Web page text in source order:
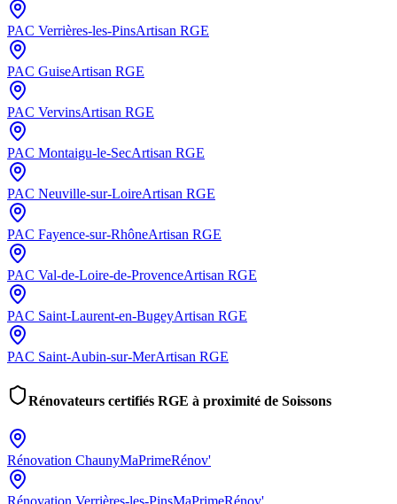
PAC Verrières-les-PinsArtisan RGE
PAC GuiseArtisan RGE
PAC VervinsArtisan RGE
PAC Montaigu-le-SecArtisan RGE
PAC Neuville-sur-LoireArtisan RGE
PAC Fayence-sur-RhôneArtisan RGE
PAC Val-de-Loire-de-ProvenceArtisan RGE
PAC Saint-Laurent-en-BugeyArtisan RGE
PAC Saint-Aubin-sur-MerArtisan RGE
Rénovateurs certifiés RGE à proximité de Soissons
Rénovation ChaunyMaPrimeRénov'
Rénovation Verrières-les-PinsMaPrimeRénov'